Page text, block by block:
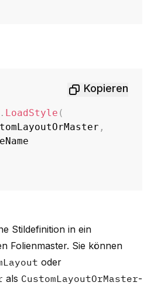
Kopieren
. LoadStyle (
,
Stildefinition in ein
Folienmaster. Sie können
oder
als CustomLayoutOrMaster-